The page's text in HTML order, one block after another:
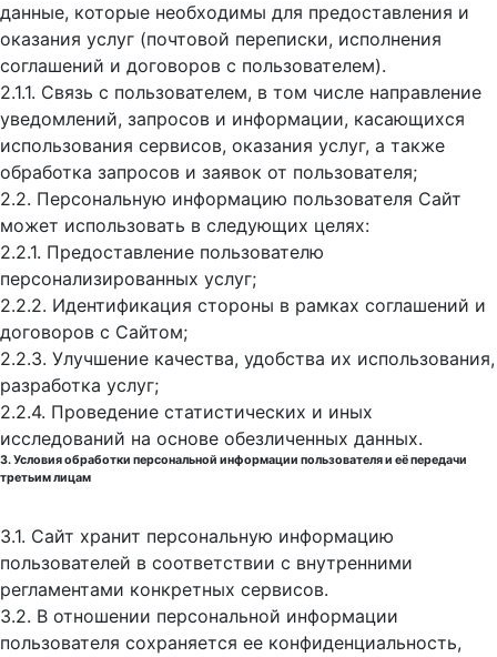
данные, которые необходимы для предоставления и
оказания услуг (почтовой переписки, исполнения
соглашений и договоров с пользователем).
2.1.1. Связь с пользователем, в том числе направление
уведомлений, запросов и информации, касающихся
использования сервисов, оказания услуг, а также
обработка запросов и заявок от пользователя;
2.2. Персональную информацию пользователя Сайт
может использовать в следующих целях:
2.2.1. Предоставление пользователю
персонализированных услуг;
2.2.2. Идентификация стороны в рамках соглашений и
договоров с Сайтом;
2.2.3. Улучшение качества, удобства их использования,
разработка услуг;
2.2.4. Проведение статистических и иных
исследований на основе обезличенных данных.
3. Условия обработки персональной информации пользователя и её передачи
третьим лицам
3.1. Сайт хранит персональную информацию
пользователей в соответствии с внутренними
регламентами конкретных сервисов.
3.2. В отношении персональной информации
пользователя сохраняется ее конфиденциальность,